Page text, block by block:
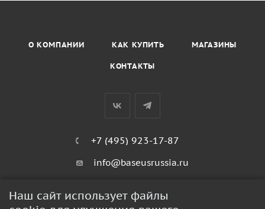
О КОМПАНИИ КАК КУПИТЬ МАГАЗИНЫ
КОНТАКТЫ
+7 (495) 923-17-87
info@baseusrussia.ru
Наш сайт использует файлы